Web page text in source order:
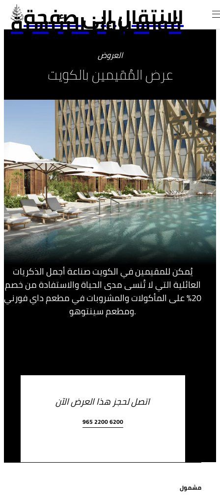
الانتقال إلى صفحة
فورسيزونز الرئيسية
العروض
عرض المُقيمين بالكويت
يُمكن للمقيمين في الكويت صناعة أجمل الذكريات
العائلية التي لا تُنسى مدى الحياة والاستفادة من خصم
20% على المأكولات والمشروبات في مطعم داي فورني
ومطعم سينتوهو.
اتصل لحجز هذا العرض الآن
965 2200 6200
مشمول